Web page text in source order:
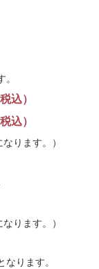
込）
込）
ります。）
ります。）
ります。